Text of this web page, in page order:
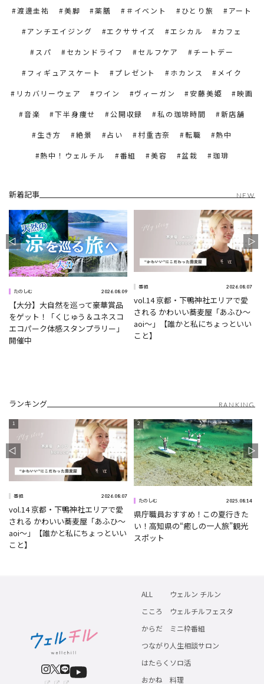
渡邊圭祐 美脚 薬膳 ＃イベント ひとり旅 アート
アンチエイジング エクササイズ エシカル カフェ
スパ セカンドライフ セルフケア チートデー
フィギュアスケート プレゼント ホカンス メイク
リカバリーウェア ワイン ヴィーガン 安藤美姫 映画
音楽 下半身痩せ 公開収録 私の珈琲時間 新店舗
生き方 絶景 占い 村重杏奈 転職 熱中
熱中！ウェルチル 番組 美容 盆栽 珈琲
新着記事 NEW
たのしむ 2026.08.09
【大分】大自然を巡って豪華賞品
をゲット！「くじゅう＆ユネスコ
エコパーク体感スタンプラリー」
開催中
番組 2026.08.07
vol.14 京都・下鴨神社エリアで愛
される かわいい蕎麦屋「あふひ〜
aoi〜」【誰かと私にちょっといい
こと】
ランキング RANKING
番組 2026.08.07
vol.14 京都・下鴨神社エリアで愛
される かわいい蕎麦屋「あふひ〜
aoi〜」【誰かと私にちょっといい
こと】
たのしむ 2025.08.14
県庁職員おすすめ！この夏行きた
い！高知県の“癒しの一人旅”観光
スポット
ALL
こころ
からだ
つながり
はたらく
おかね
ウェルン チルン
ウェルチルフェスタ
ミニ枠番組
人生相談サロン
ソロ活
料理